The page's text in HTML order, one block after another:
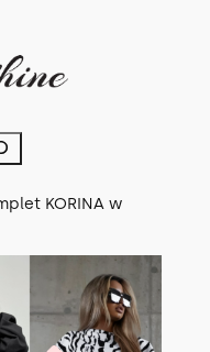
KORINA w